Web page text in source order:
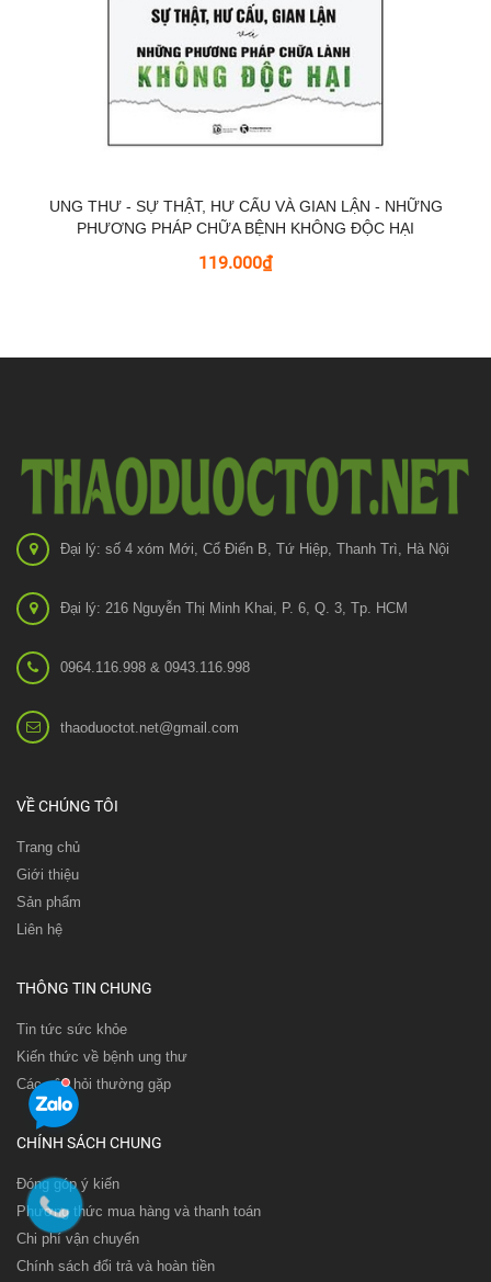
UNG THƯ - SỰ THẬT, HƯ CẤU VÀ GIAN LẬN - NHỮNG
PHƯƠNG PHÁP CHỮA BỆNH KHÔNG ĐỘC HẠI
119.000₫
Đại lý: số 4 xóm Mới, Cổ Điển B, Tứ Hiệp, Thanh Trì, Hà Nội
Đại lý: 216 Nguyễn Thị Minh Khai, P. 6, Q. 3, Tp. HCM
0964.116.998 & 0943.116.998
thaoduoctot.net@gmail.com
VỀ CHÚNG TÔI
Trang chủ
Giới thiệu
Sản phẩm
Liên hệ
THÔNG TIN CHUNG
Tin tức sức khỏe
Kiến thức về bệnh ung thư
Các câu hỏi thường gặp
CHÍNH SÁCH CHUNG
Đóng góp ý kiến
Phương thức mua hàng và thanh toán
Chi phí vận chuyển
Chính sách đổi trả và hoàn tiền